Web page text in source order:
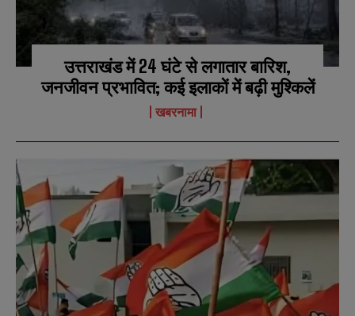
उत्तराखंड में 24 घंटे से लगातार बारिश,
जनजीवन प्रभावित; कई इलाकों में बढ़ी मुश्किलें
खबरनामा